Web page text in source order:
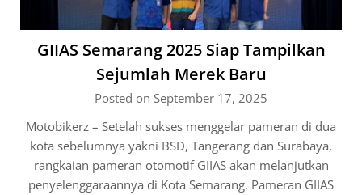
GIIAS Semarang 2025 Siap Tampilkan
Sejumlah Merek Baru
Posted on September 17, 2025
Motobikerz – Setelah sukses menggelar pameran di dua
kota sebelumnya yakni BSD, Tangerang dan Surabaya,
rangkaian pameran otomotif GIIAS akan melanjutkan
penyelenggaraannya di Kota Semarang. Pameran GIIAS